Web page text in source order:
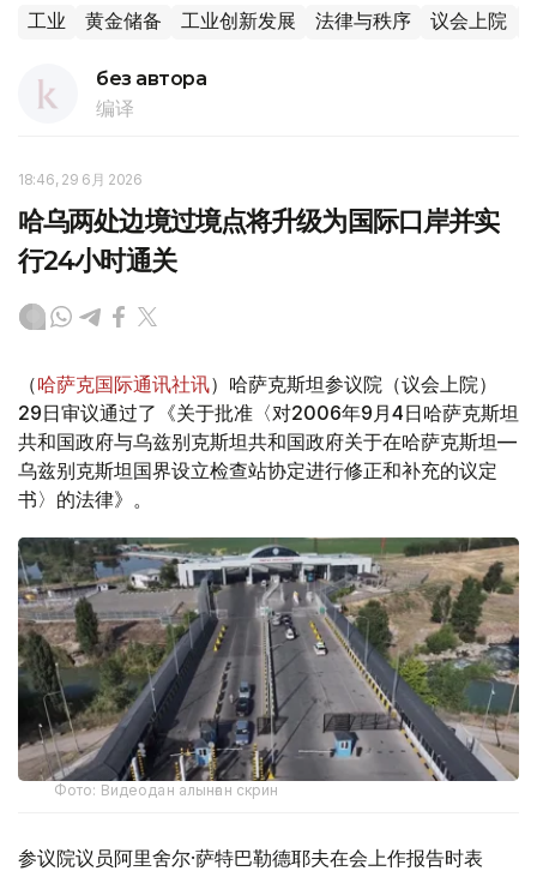
工业 黄金储备 工业创新发展 法律与秩序 议会上院
без автора
编译
18:46, 29 6月 2026
哈乌两处边境过境点将升级为国际口岸并实
行24小时通关
（哈萨克国际通讯社讯）哈萨克斯坦参议院（议会上院）
29日审议通过了《关于批准〈对2006年9月4日哈萨克斯坦
共和国政府与乌兹别克斯坦共和国政府关于在哈萨克斯坦—
乌兹别克斯坦国界设立检查站协定进行修正和补充的议定
书〉的法律》。
Фото: Видеодан алынған скрин
参议院议员阿里舍尔·萨特巴勒德耶夫在会上作报告时表